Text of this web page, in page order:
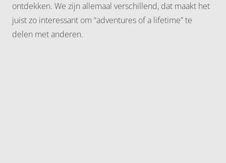
ontdekken. We zijn allemaal verschillend, dat maakt het
juist zo interessant om “adventures of a lifetime” te
delen met anderen.